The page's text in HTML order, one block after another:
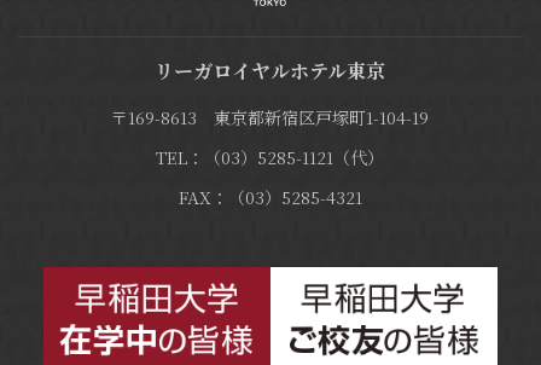
リーガロイヤルホテル東京
〒169-8613 東京都新宿区戸塚町1-104-19
TEL：（03）5285-1121（代）
FAX：（03）5285-4321